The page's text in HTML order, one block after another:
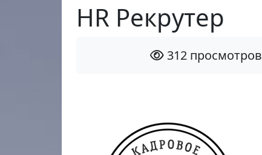
HR Рекрутер
312 просмотров